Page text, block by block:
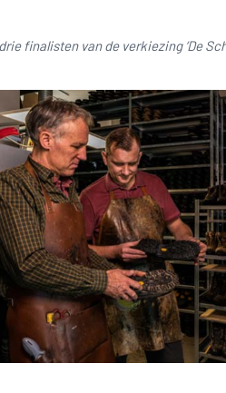
finalisten van de verkiezing ‘De